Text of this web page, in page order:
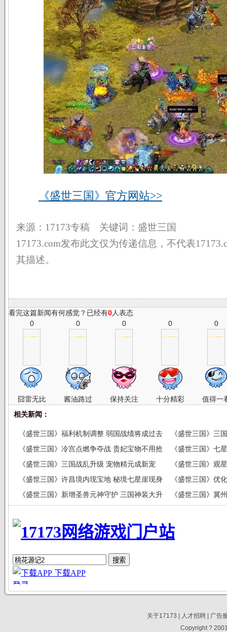
《盛世三国》官方网站>>
来源：17173专稿 关键词：盛世三国
17173.com发布此文仅为传递信息，不代表
其描述。
看完这篇新闻有何感觉？已经有0人表态
0
囧雷无比
0
酱油路过
0
保持关注
0
十分精彩
0
值得一
相关新闻：
《盛世三国》福利机制调整 弱国战绩将成过去
《盛世三国》三
《盛世三国》冷宫点燃争夺战 贵妃宝物不用抢
《盛世三国》七
《盛世三国》三国战乱升级 宠物精元成新宠
《盛世三国》观
《盛世三国》许昌境内现宝地 秘境七星崖现身
《盛世三国》优
《盛世三国》新增圣兽元神守护 三国神装大升
《盛世三国》冀
关于17173 人才招聘|
广告
Copyright ?